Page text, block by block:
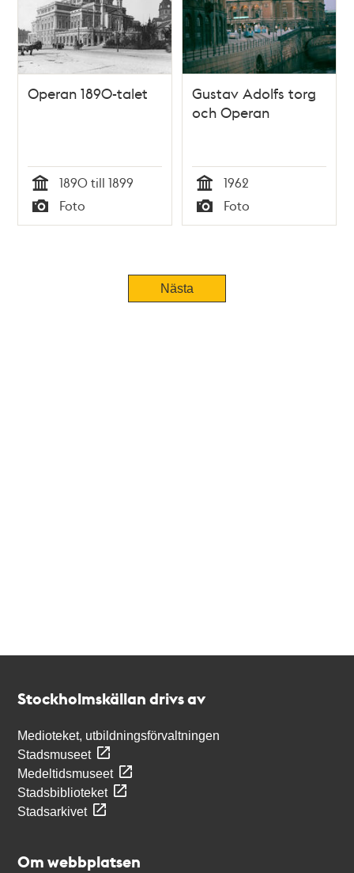
Operan 1890-talet
Tid
1890 till 1899
Typ
Foto
Gustav Adolfs torg
och Operan
Tid
1962
Typ
Foto
Nästa
Stockholmskällan drivs av
Medioteket, utbildningsförvaltningen
Stadsmuseet
Medeltidsmuseet
Stadsbiblioteket
Stadsarkivet
Om webbplatsen